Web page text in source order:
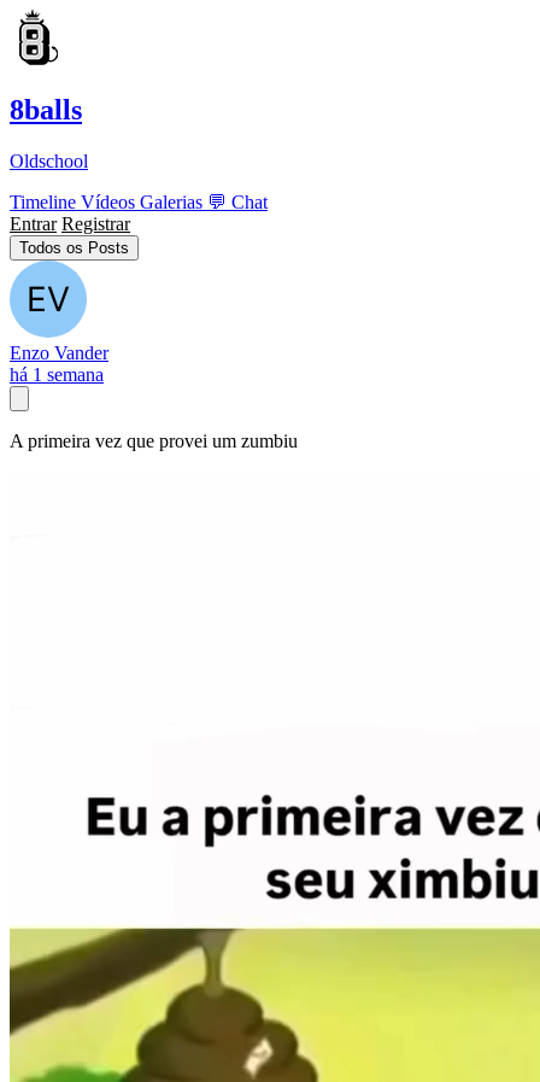
8balls
Oldschool
Timeline Vídeos Galerias 💬 Chat
Entrar Registrar
Todos os Posts
Enzo Vander
há 1 semana
A primeira vez que provei um zumbiu